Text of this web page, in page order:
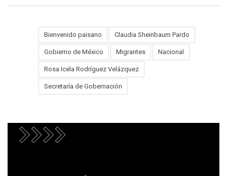
Bienvenido paisano Claudia Sheinbaum Pardo
Gobierno de México Migrantes Nacional
Rosa Icela Rodríguez Velázquez
Secretaría de Gobernación